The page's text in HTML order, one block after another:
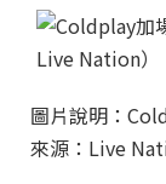
圖片說明：
來源：Live